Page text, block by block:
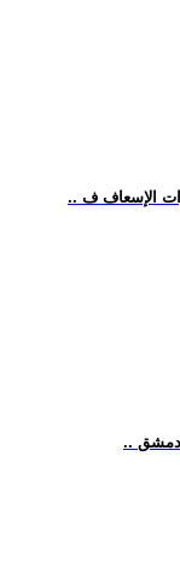
الإسعاف ف